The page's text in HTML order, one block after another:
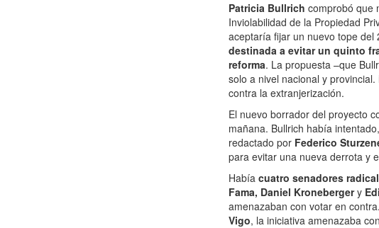
Patricia Bullrich comprobó que
Inviolabilidad de la Propiedad
aceptaría fijar un nuevo tope
destinada a evitar un quinto
reforma. La propuesta –que
solo a nivel nacional y
contra la extranjerización.
El nuevo borrador del proyecto
mañana. Bullrich había
redactado por Federico
para evitar una nueva derrota y
Había cuatro senadores
Fama, Daniel Kronebergery
amenazaban con votar en
Vigo, la iniciativa amenazaba